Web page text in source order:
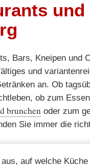
Bars, Kneipen und
und
an. Ob
ob zum
brunchen oder zum
Sie immer die
auf welche